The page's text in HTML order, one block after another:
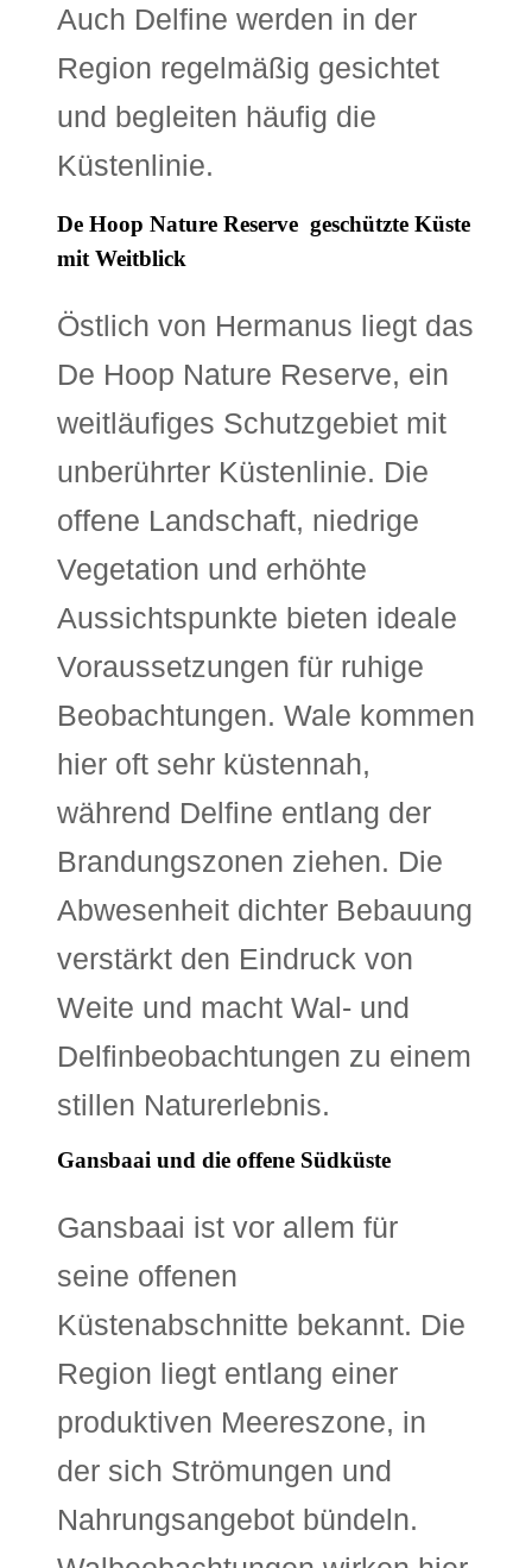
Auch Delfine werden in der
Region regelmäßig gesichtet
und begleiten häufig die
Küstenlinie.
De Hoop Nature Reserve  geschützte Küste
mit Weitblick
Östlich von Hermanus liegt das
De Hoop Nature Reserve, ein
weitläufiges Schutzgebiet mit
unberührter Küstenlinie. Die
offene Landschaft, niedrige
Vegetation und erhöhte
Aussichtspunkte bieten ideale
Voraussetzungen für ruhige
Beobachtungen. Wale kommen
hier oft sehr küstennah,
während Delfine entlang der
Brandungszonen ziehen. Die
Abwesenheit dichter Bebauung
verstärkt den Eindruck von
Weite und macht Wal- und
Delfinbeobachtungen zu einem
stillen Naturerlebnis.
Gansbaai und die offene Südküste
Gansbaai ist vor allem für
seine offenen
Küstenabschnitte bekannt. Die
Region liegt entlang einer
produktiven Meereszone, in
der sich Strömungen und
Nahrungsangebot bündeln.